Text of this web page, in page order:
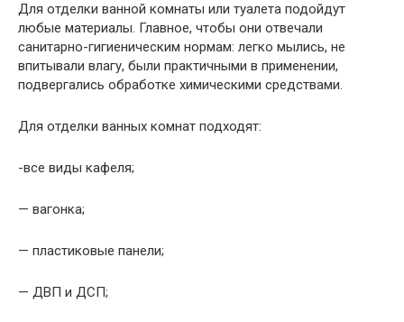
Для отделки ванной комнаты или туалета подойдут
любые материалы. Главное, чтобы они отвечали
санитарно-гигиеническим нормам: легко мылись, не
впитывали влагу, были практичными в применении,
подвергались обработке химическими средствами.
Для отделки ванных комнат подходят:
-все виды кафеля;
— вагонка;
— пластиковые панели;
— ДВП и ДСП;